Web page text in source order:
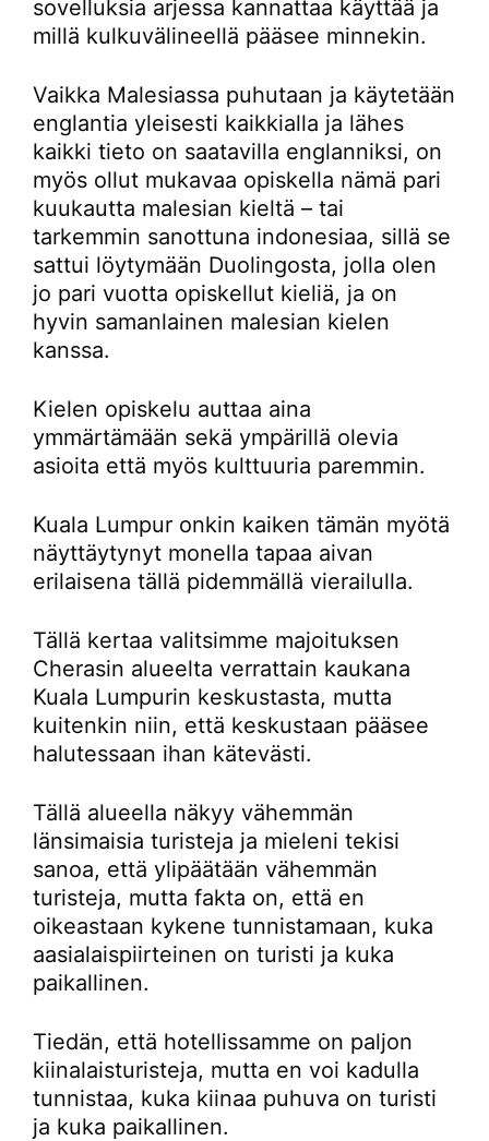
sovelluksia arjessa kannattaa käyttää ja
millä kulkuvälineellä pääsee minnekin.
Vaikka Malesiassa puhutaan ja käytetään
englantia yleisesti kaikkialla ja lähes
kaikki tieto on saatavilla englanniksi, on
myös ollut mukavaa opiskella nämä pari
kuukautta malesian kieltä – tai
tarkemmin sanottuna indonesiaa, sillä se
sattui löytymään Duolingosta, jolla olen
jo pari vuotta opiskellut kieliä, ja on
hyvin samanlainen malesian kielen
kanssa.
Kielen opiskelu auttaa aina
ymmärtämään sekä ympärillä olevia
asioita että myös kulttuuria paremmin.
Kuala Lumpur onkin kaiken tämän myötä
näyttäytynyt monella tapaa aivan
erilaisena tällä pidemmällä vierailulla.
Tällä kertaa valitsimme majoituksen
Cherasin alueelta verrattain kaukana
Kuala Lumpurin keskustasta, mutta
kuitenkin niin, että keskustaan pääsee
halutessaan ihan kätevästi.
Tällä alueella näkyy vähemmän
länsimaisia turisteja ja mieleni tekisi
sanoa, että ylipäätään vähemmän
turisteja, mutta fakta on, että en
oikeastaan kykene tunnistamaan, kuka
aasialaispiirteinen on turisti ja kuka
paikallinen.
Tiedän, että hotellissamme on paljon
kiinalaisturisteja, mutta en voi kadulla
tunnistaa, kuka kiinaa puhuva on turisti
ja kuka paikallinen.